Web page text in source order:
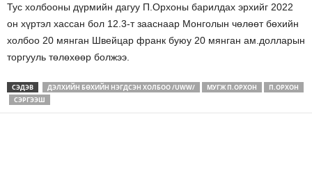
Тус холбооны дүрмийн дагуу П.Орхоны барилдах эрхийг 2022
он хүртэл хассан бол 12.3-т зааснаар Монголын чөлөөт бөхийн
холбоо 20 мянган Швейцар франк буюу 20 мянган ам.долларын
торгууль төлөхөөр болжээ.
СЭДЭВ ДЭЛХИЙН БӨХИЙН НЭГДСЭН ХОЛБОО /UWW/ МУГЖ П.ОРХОН
П.ОРХОН
СЭРГЭЭШ